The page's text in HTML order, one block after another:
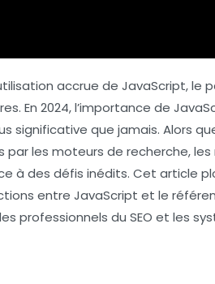
accrue de JavaScript, le
En 2024, l’importance de
significative que jamais. Alors
par les moteurs de recherche,
à des défis inédits. Cet article
entre JavaScript et le
professionnels du SEO et les